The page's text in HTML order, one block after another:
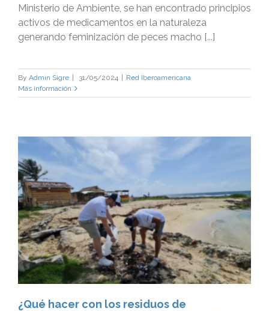
Ministerio de Ambiente, se han encontrado principios
activos de medicamentos en la naturaleza
generando feminización de peces macho [...]
By Admin Sigre | 31/05/2024 | Red Iberoamericana
Más información
¿Qué hacer con los residuos de